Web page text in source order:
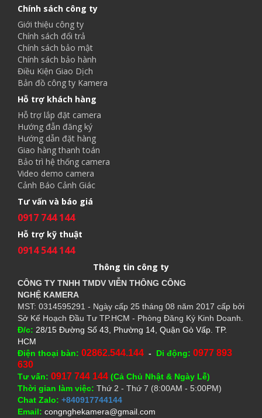
Chính sách công ty
Giới thiệu công ty
Chính sách đổi trả
Chính sách bảo mật
Chính sách bảo hành
Điều Kiện Giao Dịch
Bản đồ công ty Kamera
Hỗ trợ khách hàng
Hỗ trợ lắp đặt camera
Hướng đẫn đăng ký
Hướng dẫn đặt hàng
Giao hàng thanh toán
Bảo trì hệ thống camera
Video demo camera
Cảnh Báo Cảnh Giác
Tư vấn và báo giá
0917 744 144
Hỗ trợ kỹ thuật
0914 544 144
Thông tin công ty
CÔNG TY TNHH TMDV VIỄN THÔNG CÔNG
NGHỆ KAMERA
MST: 0314595291 - Ngày cấp 25 tháng 08 năm 2017 cấp bởi
Sở Kế Hoạch Đầu Tư TP.HCM - Phòng Đăng Ký Kinh Doanh.
Đ/c: 28/15 Đường Số 43, Phường 14, Quận Gò Vấp. TP.
HCM
Điện thoại bàn: 02862.544.144 - Di động: 0977 893
630
Tư vấn: 0917 744 144 (Cả Chủ Nhật & Ngày Lễ)
Thời gian làm việc: Thứ 2 - Thứ 7 (8:00AM - 5:00PM)
Chat Zalo: +840917744144
Email: congnghekamera@gmail.com